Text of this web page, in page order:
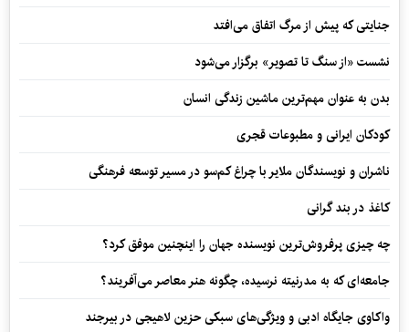
جنایتی که پیش از مرگ اتفاق می‌افتد
نشست «از سنگ تا تصویر» برگزار می‌شود
بدن به عنوان مهم‌ترین ماشین زندگی انسان
کودکان ایرانی و مطبوعات قجری
ناشران و نویسندگان ملایر با چراغ کم‌سو در مسیر توسعه فرهنگی
کاغذ در بند گرانی
چه چیزی پرفروش‌ترین نویسنده جهان را اینچنین موفق کرد؟
جامعه‌ای که به مدرنیته نرسیده، چگونه هنر معاصر می‌آفریند؟
واکاوی جایگاه ادبی و ویژگی‌های سبکی حزین لاهیجی در بیرجند